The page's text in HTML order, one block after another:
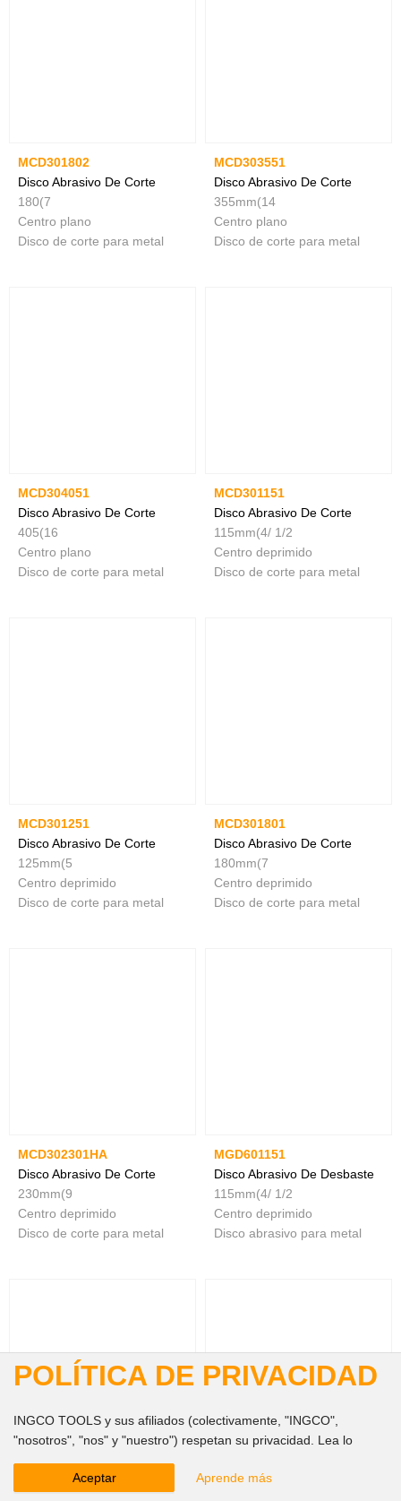
MCD301802
Disco Abrasivo De Corte
180(7
Centro plano
Disco de corte para metal
MCD303551
Disco Abrasivo De Corte
355mm(14
Centro plano
Disco de corte para metal
MCD304051
Disco Abrasivo De Corte
405(16
Centro plano
Disco de corte para metal
MCD301151
Disco Abrasivo De Corte
115mm(4/ 1/2
Centro deprimido
Disco de corte para metal
MCD301251
Disco Abrasivo De Corte
125mm(5
Centro deprimido
Disco de corte para metal
MCD301801
Disco Abrasivo De Corte
180mm(7
Centro deprimido
Disco de corte para metal
MCD302301HA
Disco Abrasivo De Corte
230mm(9
Centro deprimido
Disco de corte para metal
MGD601151
Disco Abrasivo De Desbaste
115mm(4/ 1/2
Centro deprimido
Disco abrasivo para metal
MGD601251
MGD601801
POLÍTICA DE PRIVACIDAD
INGCO TOOLS y sus afiliados (colectivamente, "INGCO",
"nosotros", "nos" y "nuestro") respetan su privacidad. Lea lo
privacidad ( "esta Política"). Esta Política se aplica a los sitios
Aceptar Aprende más